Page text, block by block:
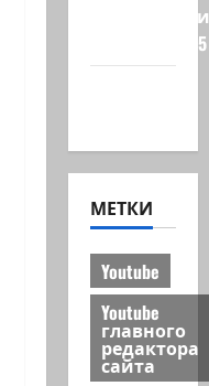
сайта 2025
МЕТКИ
Youtube
Youtube
главного
редактора
сайта